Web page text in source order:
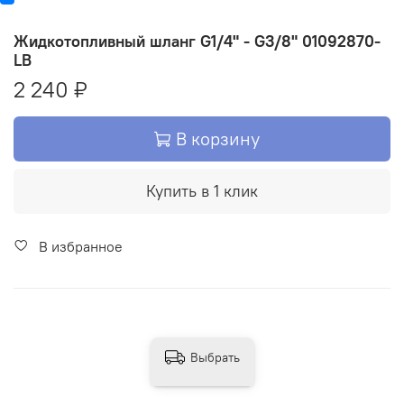
Жидкотопливный шланг G1/4" - G3/8" 01092870-
LB
2 240 ₽
В корзину
Купить в 1 клик
В избранное
Выбрать